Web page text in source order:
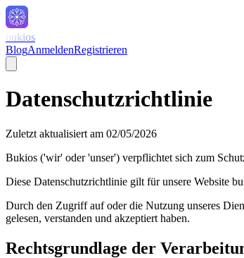
bukios
BlogAnmeldenRegistrieren
Datenschutzrichtlinie
Zuletzt aktualisiert am 02/05/2026
Bukios ('wir' oder 'unser') verpflichtet sich zum
Diese Datenschutzrichtlinie gilt für unsere Website
Durch den Zugriff auf oder die Nutzung unseres
gelesen, verstanden und akzeptiert haben.
Rechtsgrundlage der